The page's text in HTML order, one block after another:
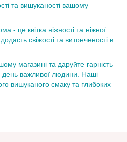
та вишуканості вашому
- це квітка ніжності та ніжної
свіжості та витонченості в
магазині та даруйте гарність
день важливої людини. Наші
вишуканого смаку та глибоких